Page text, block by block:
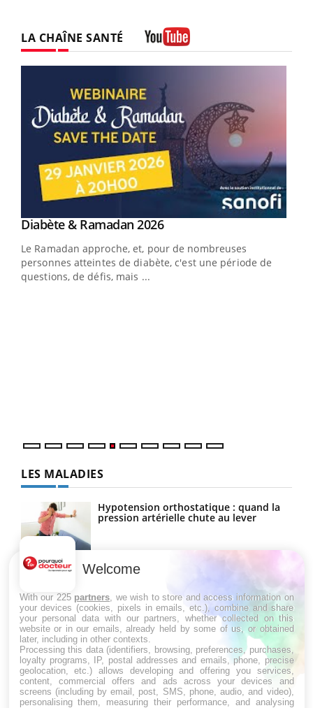
LA CHAÎNE SANTÉ
Youtube
Diabète & Ramadan 2026Youtube
Le Ramadan approche, et, pour de nombreuses
personnes atteintes de diabète, c'est une période de
questions, de défis, mais ...
LES MALADIES
Hypotension orthostatique : quand la
pression artérielle chute au lever
Drépanocytose : une déformation des
Maladie de Charcot (Sclérose latérale
amyotrophique)
Welcome
With our 225 partners , we wish to store and access information on
your devices (cookies, pixels in emails, etc.), combine and share
your personal data with our partners, whether collected on this
website or in our emails, already held by some of us, or obtained
later, including in other contexts.
Processing this data (identifiers, browsing, preferences, purchases,
loyalty programs, IP, postal addresses and emails, phone, precise
geolocation, etc.) allows developing and offering you services,
content, commercial offers and ads across your devices and
screens (including by email, post, SMS, phone, audio, and video),
personalising them, measuring their performance, and analysing